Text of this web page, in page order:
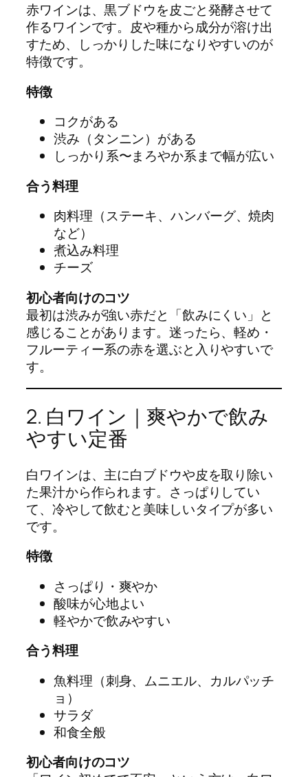
赤ワインは、黒ブドウを皮ごと発酵させて
作るワインです。皮や種から成分が溶け出
すため、しっかりした味になりやすいのが
特徴です。
特徴
コクがある
渋み（タンニン）がある
しっかり系〜まろやか系まで幅が広い
合う料理
肉料理（ステーキ、ハンバーグ、焼肉
など）
煮込み料理
チーズ
初心者向けのコツ
最初は渋みが強い赤だと「飲みにくい」と
感じることがあります。迷ったら、軽め・
フルーティー系の赤を選ぶと入りやすいで
す。
2. 白ワイン｜爽やかで飲み
やすい定番
白ワインは、主に白ブドウや皮を取り除い
た果汁から作られます。さっぱりしてい
て、冷やして飲むと美味しいタイプが多い
です。
特徴
さっぱり・爽やか
酸味が心地よい
軽やかで飲みやすい
合う料理
魚料理（刺身、ムニエル、カルパッチ
ョ）
サラダ
和食全般
初心者向けのコツ